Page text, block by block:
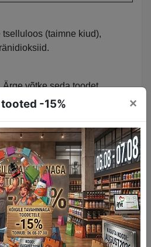
(taimne kiud),
võtke seda toodet
ajal. Ärge võtke seda toodet,
Ärge võtke seda
eriti vererõhku
või astmaravimeid.
nädalat enne operatsiooni.
kohas. Ärge kasutage,
Hoida jahedas ja kuivas
-15% ×